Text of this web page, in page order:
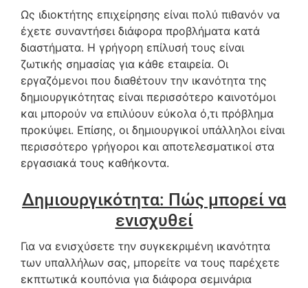
Ως ιδιοκτήτης επιχείρησης είναι πολύ πιθανόν να
έχετε συναντήσει διάφορα προβλήματα κατά
διαστήματα. Η γρήγορη επίλυσή τους είναι
ζωτικής σημασίας για κάθε εταιρεία. Οι
εργαζόμενοι που διαθέτουν την ικανότητα της
δημιουργικότητας είναι περισσότερο καινοτόμοι
και μπορούν να επιλύουν εύκολα ό,τι πρόβλημα
προκύψει. Επίσης, οι δημιουργικοί υπάλληλοι είναι
περισσότερο γρήγοροι και αποτελεσματικοί στα
εργασιακά τους καθήκοντα.
Δημιουργικότητα: Πώς μπορεί να
ενισχυθεί
Για να ενισχύσετε την συγκεκριμένη ικανότητα
των υπαλλήλων σας, μπορείτε να τους παρέχετε
εκπτωτικά κουπόνια για διάφορα σεμινάρια